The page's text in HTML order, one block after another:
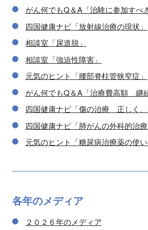
がん何でもQ＆A「治験に参加すべ
四国健康ナビ「放射線治療の現状」
相談室「尿道脱」
相談室「強迫性障害」
元気のヒント「腰部脊柱管狭窄症」
がん何でもQ＆A「治療費高額 継
四国健康ナビ「傷の治療 正しく、
四国健康ナビ「肺がんの外科的治療
元気のヒント「糖尿病治療薬の使い
各年のメディア
２０２６年のメディア